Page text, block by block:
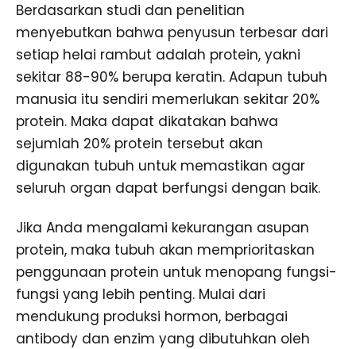
Berdasarkan studi dan penelitian
menyebutkan bahwa penyusun terbesar dari
setiap helai rambut adalah protein, yakni
sekitar 88-90% berupa keratin. Adapun tubuh
manusia itu sendiri memerlukan sekitar 20%
protein. Maka dapat dikatakan bahwa
sejumlah 20% protein tersebut akan
digunakan tubuh untuk memastikan agar
seluruh organ dapat berfungsi dengan baik.
Jika Anda mengalami kekurangan asupan
protein, maka tubuh akan memprioritaskan
penggunaan protein untuk menopang fungsi-
fungsi yang lebih penting. Mulai dari
mendukung produksi hormon, berbagai
antibody dan enzim yang dibutuhkan oleh